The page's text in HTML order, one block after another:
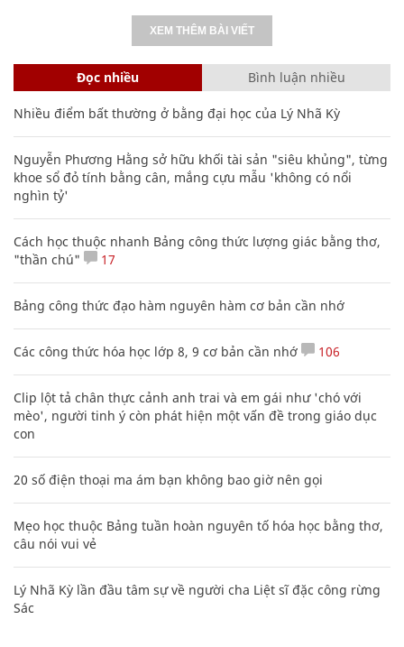
XEM THÊM BÀI VIẾT
Đọc nhiều Bình luận nhiều
Nhiều điểm bất thường ở bằng đại học của Lý Nhã Kỳ
Nguyễn Phương Hằng sở hữu khối tài sản "siêu khủng", từng
khoe sổ đỏ tính bằng cân, mắng cựu mẫu 'không có nổi
nghìn tỷ'
Cách học thuộc nhanh Bảng công thức lượng giác bằng thơ,
"thần chú"
17
Bảng công thức đạo hàm nguyên hàm cơ bản cần nhớ
Các công thức hóa học lớp 8, 9 cơ bản cần nhớ 106
Clip lột tả chân thực cảnh anh trai và em gái như 'chó với
mèo', người tinh ý còn phát hiện một vấn đề trong giáo dục
con
20 số điện thoại ma ám bạn không bao giờ nên gọi
Mẹo học thuộc Bảng tuần hoàn nguyên tố hóa học bằng thơ,
câu nói vui vẻ
Lý Nhã Kỳ lần đầu tâm sự về người cha Liệt sĩ đặc công rừng
Sác